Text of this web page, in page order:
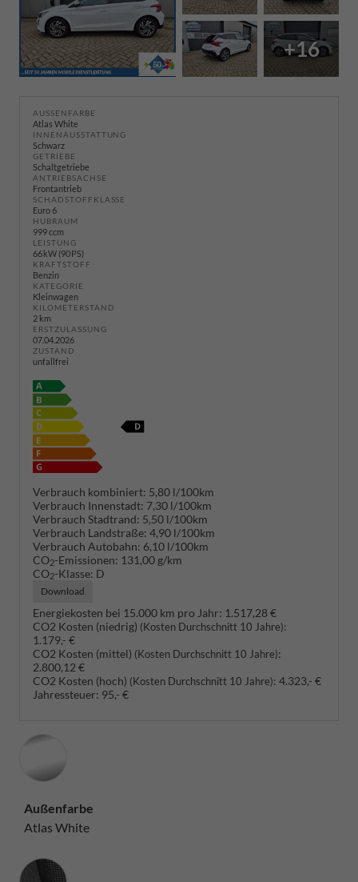
+16
AUSSENFARBE
Atlas White
INNENAUSSTATTUNG
Schwarz
GETRIEBE
Schaltgetriebe
ANTRIEBSACHSE
Frontantrieb
SCHADSTOFFKLASSE
Euro 6
HUBRAUM
999 ccm
LEISTUNG
66 kW (90 PS)
KRAFTSTOFF
Benzin
KATEGORIE
Kleinwagen
KILOMETERSTAND
2 km
ERSTZULASSUNG
07.04.2026
ZUSTAND
unfallfrei
Verbrauch kombiniert: 5,80 l/100km
Verbrauch Innenstadt: 7,30 l/100km
Verbrauch Stadtrand: 5,50 l/100km
Verbrauch Landstraße: 4,90 l/100km
Verbrauch Autobahn: 6,10 l/100km
CO2-Emissionen: 131,00 g/km
CO2-Klasse: D
Download
Energiekosten bei 15.000 km pro Jahr: 1.517,28 €
CO2 Kosten (niedrig) (Kosten Durchschnitt 10 Jahre):
1.179,- €
CO2 Kosten (mittel) (Kosten Durchschnitt 10 Jahre):
2.800,12 €
CO2 Kosten (hoch) (Kosten Durchschnitt 10 Jahre): 4.323,- €
Jahressteuer: 95,- €
Außenfarbe
Atlas White
Innenausstattung